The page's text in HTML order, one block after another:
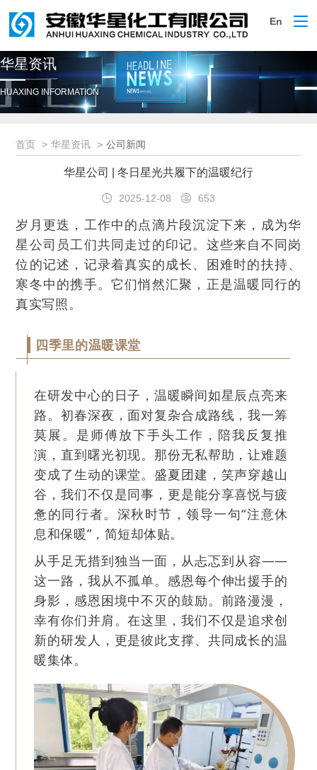
切
航
En
华星资讯
HUAXING INFORMATION
首页 华星资讯 公司新闻
华星公司 | 冬日星光共履下的温暖纪行
2025-12-08 653
岁月更迭，工作中的点滴片段沉淀下来，成为华
星公司员工们共同走过的印记。这些来自不同岗
位的记述，记录着真实的成长、困难时的扶持、
寒冬中的携手。它们悄然汇聚，正是温暖同行的
真实写照。
四季里的温暖课堂
在研发中心的日子，温暖瞬间如星辰点亮来
路。初春深夜，面对复杂合成路线，我一筹
莫展。是师傅放下手头工作，陪我反复推
演，直到曙光初现。那份无私帮助，让难题
变成了生动的课堂。盛夏团建，笑声穿越山
谷，我们不仅是同事，更是能分享喜悦与疲
惫的同行者。深秋时节，领导一句“注意休
息和保暖”，简短却体贴。
从手足无措到独当一面，从忐忑到从容——
这一路，我从不孤单。感恩每个伸出援手的
身影，感恩困境中不灭的鼓励。前路漫漫，
幸有你们并肩。在这里，我们不仅是追求创
新的研发人，更是彼此支撑、共同成长的温
暖集体。